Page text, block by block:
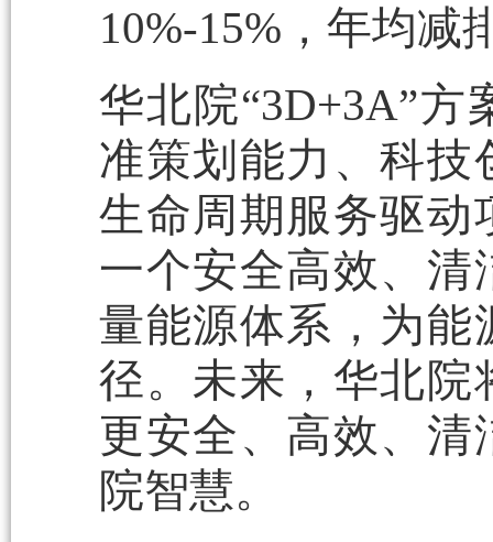
10%-15%，年均减
华北院“3D+3A”
准策划能力、科技
生命周期服务驱动
一个安全高效、
量能源体系，为能
径。未来，华北院
更安全、高效、
院智慧。